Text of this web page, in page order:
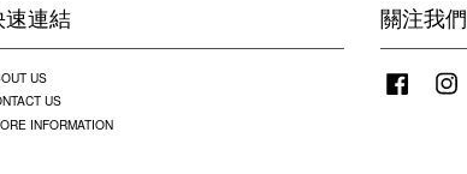
速連結
US
US
INFORMATION
關注我們
Facebook